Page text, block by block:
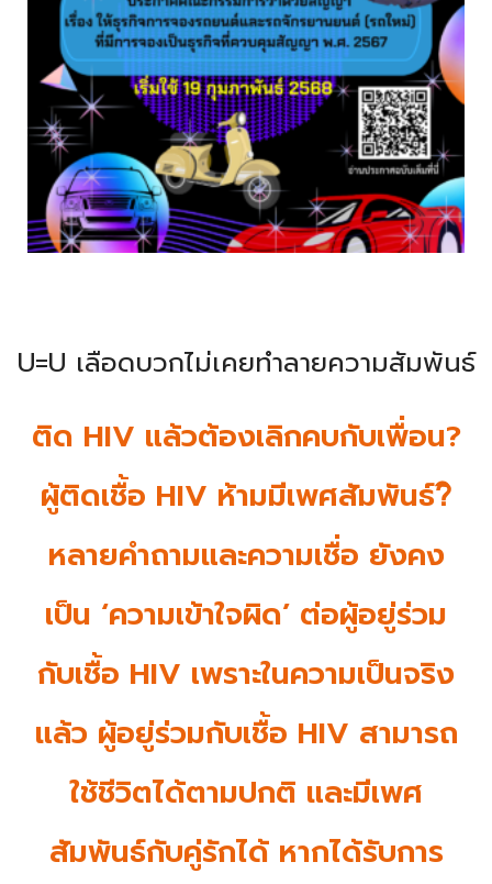
U=U เลือดบวกไม่เคยทำลายความสัมพันธ์
ติด HIV แล้วต้องเลิกคบกับเพื่อน?
ผู้ติดเชื้อ HIV ห้ามมีเพศสัมพันธ์?ิ
หลายคำถามและความเชื่อ ยังคง
เป็น ‘ความเข้าใจผิด’ ต่อผู้อยู่ร่วม
กับเชื้อ HIV เพราะในความเป็นจริง
แล้ว ผู้อยู่ร่วมกับเชื้อ HIV สามารถ
ใช้ชีวิตได้ตามปกติ และมีเพศ
สัมพันธ์กับคู่รักได้ หากได้รับการ